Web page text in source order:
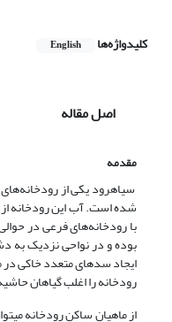
کلیدواژه‌ها English
اصل مقاله
مقدمه
سیاهرود یکی از
شده است. آب این رودخانه
با رودخانه‌های فرعی در
بوده و در نواحی نزدیک به
ایجاد سدهای متعدد خاکی در
رودخانه را اغلب گیاهان
از ماهیان ساکن رودخانه